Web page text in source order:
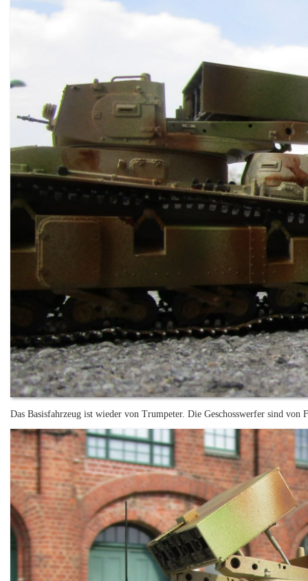
Das Basisfahrzeug ist wieder von Trumpeter. Die Geschosswerfer sind von